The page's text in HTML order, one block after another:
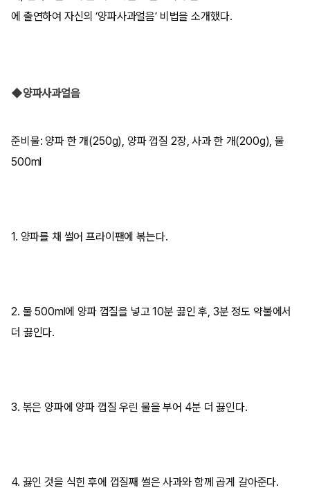
에 출연하여 자신의 ‘양파사과얼음’ 비법을 소개했다.
◆양파사과얼음
준비물: 양파 한 개(250g), 양파 껍질 2장, 사과 한 개(200g), 물
500ml
1. 양파를 채 썰어 프라이팬에 볶는다.
2. 물 500ml에 양파 껍질을 넣고 10분 끓인 후, 3분 정도 약불에서
더 끓인다.
3. 볶은 양파에 양파 껍질 우린 물을 부어 4분 더 끓인다.
4. 끓인 것을 식힌 후에 껍질째 썰은 사과와 함께 곱게 갈아준다.